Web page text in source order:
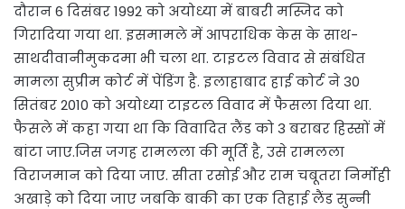
दौरान 6 दिसंबर 1992 को अयोध्या में बाबरी मस्जिद को
गिरादिया गया था. इसमामले में आपराधिक केस के साथ-
साथदीवानीमुकदमा भी चला था. टाइटल विवाद से संबंधित
मामला सुप्रीम कोर्ट में पेंडिंग है. इलाहाबाद हाई कोर्ट ने 30
सितंबर 2010 को अयोध्या टाइटल विवाद में फैसला दिया था.
फैसले में कहा गया था कि विवादित लैंड को 3 बराबर हिस्सों में
बांटा जाए.जिस जगह रामलला की मूर्ति है, उसे रामलला
विराजमान को दिया जाए. सीता रसोई और राम चबूतरा निर्मोही
अखाड़े को दिया जाए जबकि बाकी का एक तिहाई लैंड सुन्नी